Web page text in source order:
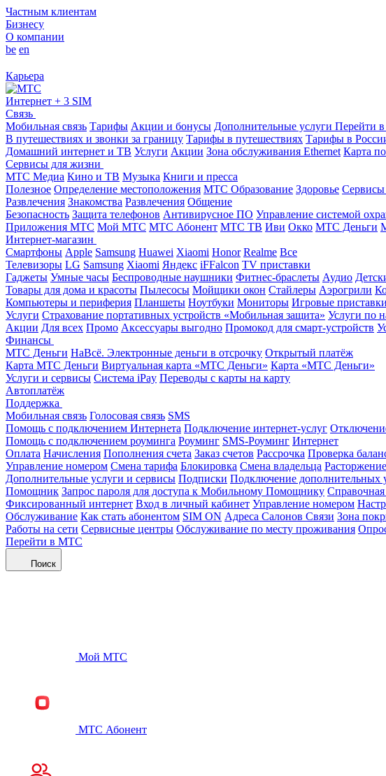
Частным клиентам
Бизнесу
О компании
be en
Карьера
Интернет + 3 SIM
Связь
Мобильная связь Тарифы Акции и бонусы Дополнительные услуги Перейти
В путешествиях и звонки за границу Тарифы в путешествиях Тарифы в
Домашний интернет и ТВ Услуги Акции Зона обслуживания Ethernet Карта
Сервисы для жизни
МТС Медиа Кино и ТВ Музыка Книги и пресса
Полезное Определение местоположения МТС Образование Здоровье Сервисы
Развлечения Знакомства Развлечения Общение
Безопасность Защита телефонов Антивирусное ПО Управление системой
Приложения МТС Мой МТС МТС Абонент МТС ТВ Иви Окко МТС Деньги
Интернет-магазин
Смартфоны Apple Samsung Huawei Xiaomi Honor Realme Все
Телевизоры LG Samsung Xiaomi Яндекс iFFalcon TV приставки
Гаджеты Умные часы Беспроводные наушники Фитнес-браслеты Аудио
Товары для дома и красоты Пылесосы Мойщики окон Стайлеры Аэрогрили
Компьютеры и периферия Планшеты Ноутбуки Мониторы Игровые приставки
Услуги Страхование портативных устройств «Мобильная защита» Услуги по
Акции Для всех Промо Аксессуары выгодно Промокод для смарт-устройств
Финансы
МТС Деньги НаВсё. Электронные деньги в отсрочку Открытый платёж
Карта МТС Деньги Виртуальная карта «МТС Деньги» Карта «МТС Деньги»
Услуги и сервисы Система iPay Переводы с карты на карту
Автоплатёж
Поддержка
Мобильная связь Голосовая связь SMS
Помощь с подключением Интернета Подключение интернет-услуг
Помощь с подключением роуминга Роуминг SMS-Роуминг Интернет
Оплата Начисления Пополнения счета Заказ счетов Рассрочка Проверка
Управление номером Смена тарифа Блокировка Смена владельца Расторжение
Дополнительные услуги и сервисы Подписки Подключение дополнительных
Помощник Запрос пароля для доступа к Мобильному Помощнику
Фиксированный интернет Вход в личный кабинет Управление номером
Обслуживание Как стать абонентом SIM ON Адреса Салонов Связи Зона
Работы на сети Сервисные центры Обслуживание по месту проживания
Перейти в МТС
Поиск
Мой МТС
МТС Абонент